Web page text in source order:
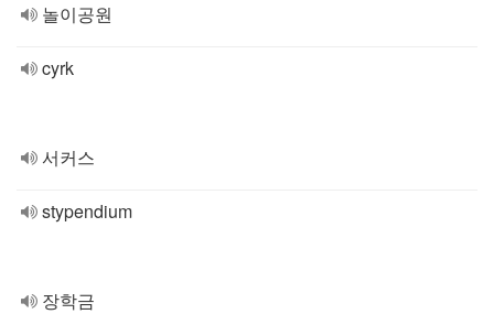
놀이공원
cyrk
서커스
stypendium
장학금